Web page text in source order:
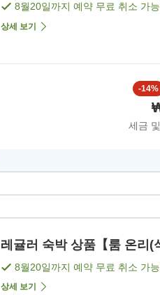
8월20일까지 예약 무료 취소 가능
상세 보기
-14%
세금
레귤러 숙박 상품【룸 온리(
8월20일까지 예약 무료 취소 가능
상세 보기